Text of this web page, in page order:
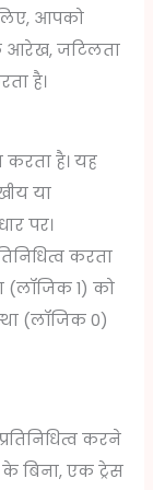
आपको
आरेख, जटिलता
है।
करता है। यह
या
पर।
करता
(लॉजिक 1) को
(लॉजिक 0)
करने
बिना, एक ट्रेस